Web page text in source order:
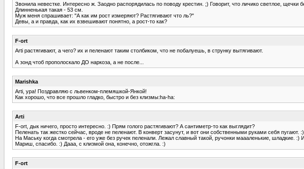
Звонила невестке. Интересно ж. Заодно распорядилась по поводу крестин. ;) Говорит, что личико светлое, щечки
Длинненькая такая - 53 см.
Муж меня спрашивает: "А как им рост измеряют? Растягивают что ль?"
Девы, а и правда, как их взвешивают понятно, а рост-то как?
F-ort
Arti растягивают, а чего? их и пеленают таким столбиком, что не побалуешь, в струнку вытягивают.
А зонд чтоб прополоскало ДО наркоза, а не после...
Marishka
Arti, ура! Поздравляю с львенком-племяшкой-Янкой!
Как хорошо, что все прошло гладко, быстро и без клизмы:ha-ha:
Arti
F-ort, дык ничего, просто интересно. :) Прям голого растягивают? А сантиметр-то как выглядит?
Пеленать так жестко сейчас, вроде не пеленают. В конверт засунут, и вот они собственными руками себя
На Маську когда смотрела - его уже без ручек пеленали. Лежал славный такой, ручонки маааленькие, шладкие.
Мариш, спасибо. :) Дааа, с клизмой она, конечно, отожгла. :)
F-ort